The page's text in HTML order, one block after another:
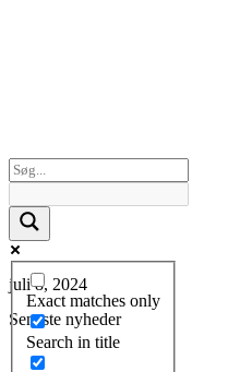
Exact matches only
Search in title
juli 8, 2024
Seneste nyheder